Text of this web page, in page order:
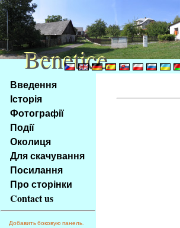
Na
obsah
stránky
Klávesové
zkratky
tomto
webu
základní
Hlavní
strana
Введення
Історія
Фотографії
Події
Околиця
Для скачування
Посилання
Про сторінки
Contact us
Добавить боковую панель.
Benetice
Benetice